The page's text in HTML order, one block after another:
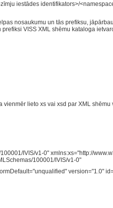
iestādes identifikators>/
nosaukumu un tās prefiksu,
VISS XML shēmu kataloga
lieto xs vai xsd par XML
IVIS/v1-0" xmlns:xs="http://
100001/IVIS/v1-0"
version="1.0"